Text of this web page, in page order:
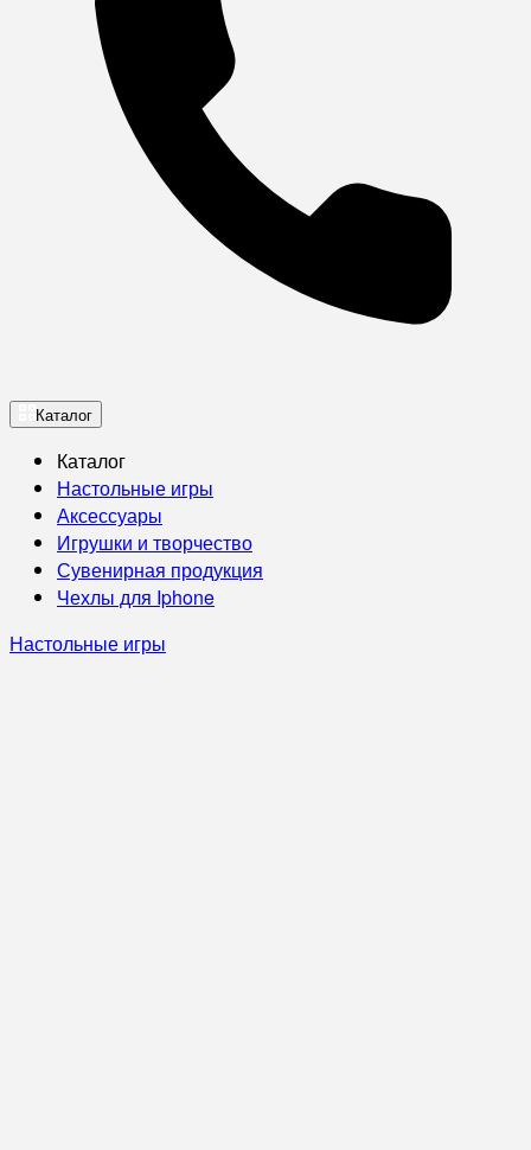
Каталог
Каталог
Настольные игры
Аксессуары
Игрушки и творчество
Сувенирная продукция
Чехлы для Iphone
Настольные игры